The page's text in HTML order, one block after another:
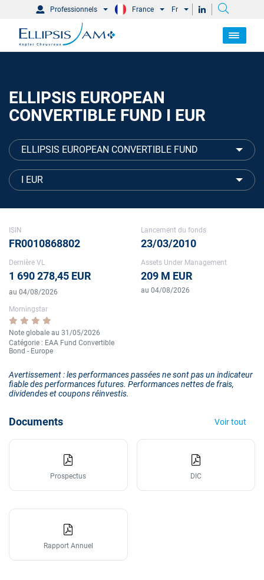
Professionnels France Fr
ELLIPSIS EUROPEAN
CONVERTIBLE FUND I EUR
ELLIPSIS EUROPEAN CONVERTIBLE FUND
I EUR
ISIN
FR0010868802
Lancement du fonds
23/03/2010
Dernière VL
1 690 278,45 EUR
au 04/08/2026
Assets Under Management
209 M EUR
au 04/08/2026
Morningstar
Note globale au 31/05/2026
Catégorie : EAA Fund Convertible
Bond - Europe
Avertissement : les performances passées ne sont pas un indicateur
fiable des performances futures. Performances nettes de frais,
dividendes et coupons réinvestis.
Documents Voir tout
Prospectus DIC
Rapport Annuel